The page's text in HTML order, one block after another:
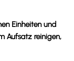
Einheiten und
Aufsatz reinigen,